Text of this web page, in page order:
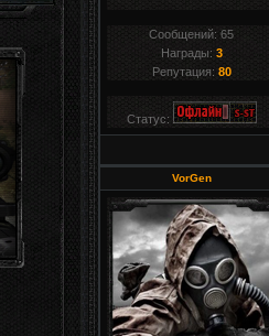
Сообщений:65
Награды: 3
Репутация: 80
Статус:
VorGen